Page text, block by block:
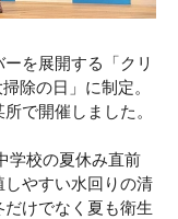
を展開する「クリ
除の日」に制定。
で開催しました。
学校の夏休み直前
やすい水回りの清
けでなく夏も衛生